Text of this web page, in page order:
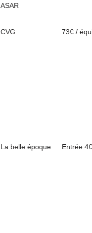
ASAR
CVG 73€ /
La belle époque Entrée 4€